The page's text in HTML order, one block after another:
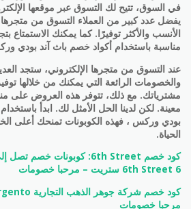
في السوق، تتيح لك التسوق عبر موقعها
يفضل عدد كبير من العملاء التسوق من متجرها
الأنسب والأكثر توفيرًا. كما يمكنك الاستمتاع
مناسبة باستخدام أكواد خصم باث آند بودي
عند التسوق من متجرها الإلكتروني، ستجد
والخصومات الرائعة التي يمكنك من خلالها
مشترياتك. مع ذلك، تتوفر هذه العروض على
معينة. لكن لدينا الحل الأمثل لك. ابدأ
بودي وركس ، فهذه الكوبونات تمنحك أعلى
الحياة.
6th Street 6 ستريت – مرحبا خصومات
مرحبا خصومات